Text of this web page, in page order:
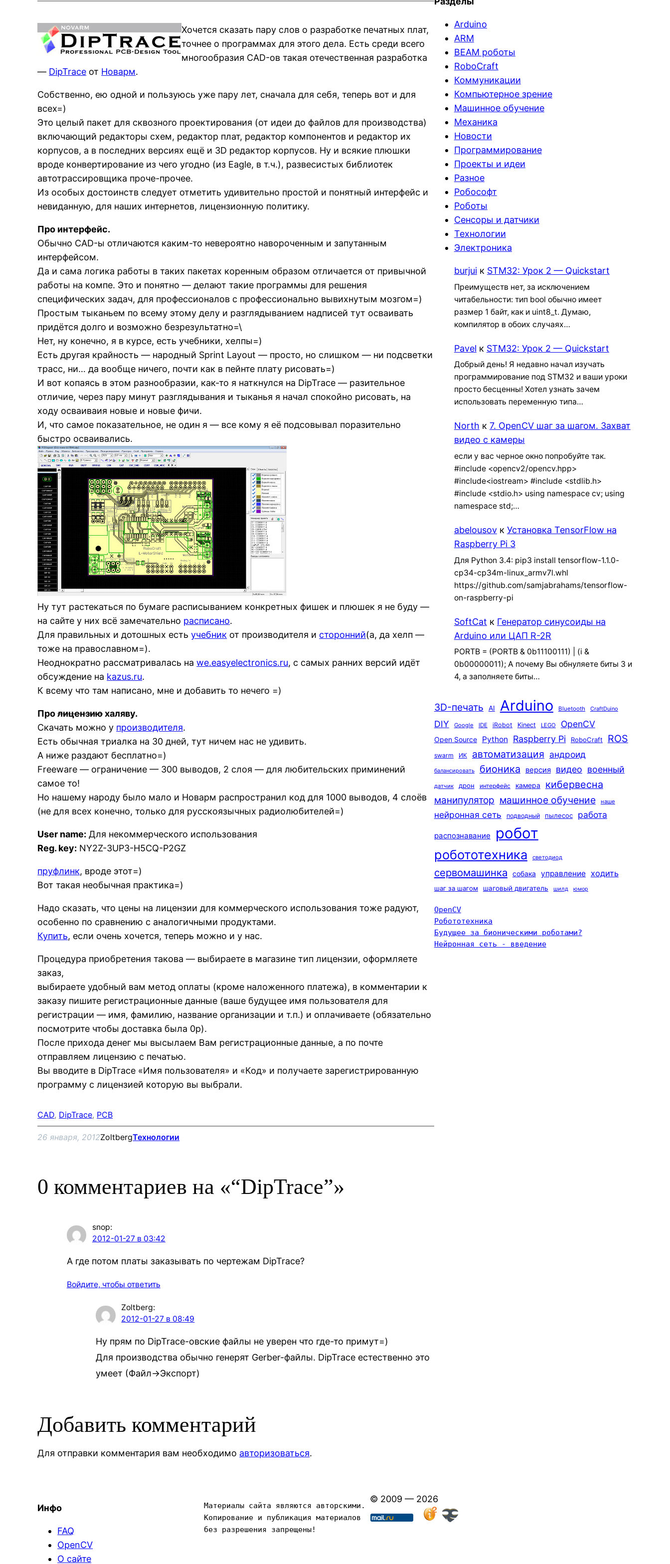
Хочется сказать пару слов о разработке печатных плат,
точнее о программах для этого дела. Есть среди всего
многообразия CAD-ов такая отечественная разработка
— DipTrace от Новарм.
Собственно, ею одной и пользуюсь уже пару лет, сначала для себя, теперь вот и для
всех=)
Это целый пакет для сквозного проектирования (от идеи до файлов для производства)
включающий редакторы схем, редактор плат, редактор компонентов и редактор их
корпусов, а в последних версиях ещё и 3D редактор корпусов. Ну и всякие плюшки
вроде конвертирование из чего угодно (из Eagle, в т.ч.), развесистых библиотек
автотрассировщика проче-прочее.
Из особых достоинств следует отметить удивительно простой и понятный интерфейс и
невиданную, для наших интернетов, лицензионную политику.
Про интерфейс.
Обычно CAD-ы отличаются каким-то невероятно навороченным и запутанным
интерфейсом.
Да и сама логика работы в таких пакетах коренным образом отличается от привычной
работы на компе. Это и понятно — делают такие программы для решения
специфических задач, для профессионалов с профессионально вывихнутым мозгом=)
Простым тыканьем по всему этому делу и разглядыванием надписей тут осваивать
придётся долго и возможно безрезультатно=\
Нет, ну конечно, я в курсе, есть учебники, хелпы=)
Есть другая крайность — народный Sprint Layout — просто, но слишком — ни подсветки
трасс, ни… да вообще ничего, почти как в пейнте плату рисовать=)
И вот копаясь в этом разнообразии, как-то я наткнулся на DipTrace — разительное
отличие, через пару минут разглядывания и тыканья я начал спокойно рисовать, на
ходу осваиваия новые и новые фичи.
И, что самое показательное, не один я — все кому я её подсовывал поразительно
быстро осваивались.
Ну тут растекаться по бумаге расписыванием конкретных фишек и плюшек я не буду —
на сайте у них всё замечательно расписано.
Для правильных и дотошных естьучебник от производителя и сторонний(а, да хелп —
тоже на православном=).
Неоднократно рассматривалась наwe.easyelectronics.ru, с самых ранних версий идёт
обсуждение на kazus.ru.
К всему что там написано, мне и добавить то нечего =)
Пролицензиюхаляву.
Скачать можно у производителя.
Есть обычная триалка на 30 дней, тут ничем нас не удивить.
А ниже раздают бесплатно=)
Freeware — ограничение — 300 выводов, 2 слоя — для любительских приминений
самое то!
Но нашему народу было мало и Новарм распространил код для 1000 выводов, 4 слоёв
(не для всех конечно, только для русскоязычных радиолюбителей=)
User name: Для некоммерческого использования
Reg. key: NY2Z-3UP3-H5CQ-P2GZ
пруфлинк, вроде этот=)
Вот такая необычная практика=)
Надо сказать, что цены на лицензии для коммерческого использования тоже радуют,
особенно по сравнению с аналогичными продуктами.
Купить, если очень хочется, теперь можно и у нас.
Процедура приобретения такова — выбираете в магазине тип лицензии, оформляете
заказ,
выбираете удобный вам метод оплаты (кроме наложенного платежа), в комментарии к
заказу пишите регистрационные данные (ваше будущее имя пользователя для
регистрации — имя, фамилию, название организации и т.п.) и оплачиваете (обязательно
посмотрите чтобы доставка была 0р).
После прихода денег мы высылаем Вам регистрационные данные, а по почте
отправляем лицензию с печатью.
Вы вводите в DipTrace «Имя пользователя» и «Код» и получаете зарегистрированную
программу с лицензией которую вы выбрали.
CAD, DipTrace, PCB
26 января, 2012ZoltbergТехнологии
0 комментариев на «“DipTrace”»
snop:
2012-01-27 в 03:42
А где потом платы заказывать по чертежам DipTrace?
Войдите, чтобы ответить
Zoltberg:
2012-01-27 в 08:49
Ну прям по DipTrace-овские файлы не уверен что где-то примут=)
Для производства обычно генерят Gerber-файлы. DipTrace естественно это
умеет (Файл->Экспорт)
Добавить комментарий
Для отправки комментария вам необходимо авторизоваться.
Arduino
ARM
BEAM роботы
RoboCraft
Коммуникации
Компьютерное зрение
Машинное обучение
Механика
Новости
Программирование
Проекты и идеи
Разное
Робософт
Роботы
Сенсоры и датчики
Технологии
Электроника
burjuiк STM32: Урок 2 — Quickstart
Преимуществ нет, за исключением
читабельности: тип bool обычно имеет
размер 1 байт, как и uint8_t. Думаю,
компилятор в обоих случаях…
Pavel к STM32: Урок 2 — Quickstart
Добрый день! Я недавно начал изучать
программирование под STM32 и ваши уроки
просто бесценны! Хотел узнать зачем
использовать переменную типа…
North к 7. OpenCV шаг за шагом. Захват
видео с камеры
если у вас черное окно попробуйте так.
#include <opencv2/opencv.hpp>
#include<iostream> #include <stdlib.h>
#include <stdio.h> using namespace cv; using
namespace std;…
abelousovк Установка TensorFlow на
Raspberry Pi 3
Для Python 3.4: pip3 install tensorflow-1.1.0-
cp34-cp34m-linux_armv7l.whl
https://github.com/samjabrahams/tensorflow-
on-raspberry-pi
SoftCat к Генератор синусоиды на
Arduino или ЦАП R-2R
PORTB = (PORTB & 0b11100111) | (i &
0b00000011); А почему Вы обнуляете биты 3 и
4, а заполняете биты…
3D-печать AI Arduino Bluetooth CraftDuino
DIY Google IDE iRobot Kinect LEGO OpenCV
Open Source Python Raspberry Pi RoboCraft ROS
swarm ИК автоматизация андроид
балансировать бионика версия видео военный
датчик дрон интерфейс камера кибервесна
манипулятор машинное обучение наше
нейронная сеть подводный пылесос работа
распознавание робот
робототехника светодиод
сервомашинка собака управление ходить
шаг за шагом шаговый двигатель шилд юмор
OpenCV
Робототехника
Будущее за бионическими роботами?
Нейронная сеть - введение
Инфо
FAQ
OpenCV
О сайте
Материалы сайта являются авторскими.
Копирование и публикация материалов
без разрешения запрещены!
© 2009 — 2026